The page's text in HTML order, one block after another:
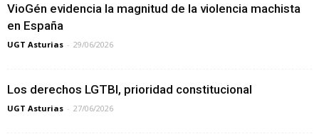
VioGén evidencia la magnitud de la violencia machista
en España
UGT Asturias - 29/06/2026
Los derechos LGTBI, prioridad constitucional
UGT Asturias - 27/06/2026